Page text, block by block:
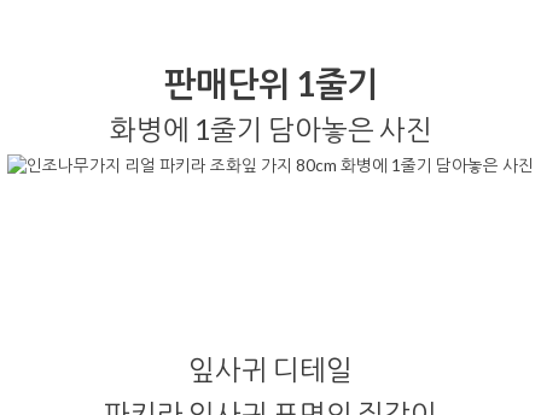
판매단위 1줄기
화병에 1줄기 담아놓은 사진
잎사귀 디테일